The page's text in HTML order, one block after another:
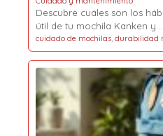
Descubre cuáles son los
útil de tu mochila Kanken y…
cuidado de mochilas, durabilidad